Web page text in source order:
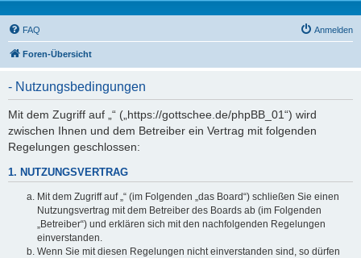
FAQ Anmelden
Foren-Übersicht
- Nutzungsbedingungen
Mit dem Zugriff auf „“ („https://gottschee.de/phpBB_01“) wird
zwischen Ihnen und dem Betreiber ein Vertrag mit folgenden
Regelungen geschlossen:
1. NUTZUNGSVERTRAG
Mit dem Zugriff auf „“ (im Folgenden „das Board“) schließen Sie einen
Nutzungsvertrag mit dem Betreiber des Boards ab (im Folgenden
„Betreiber“) und erklären sich mit den nachfolgenden Regelungen
einverstanden.
Wenn Sie mit diesen Regelungen nicht einverstanden sind, so dürfen